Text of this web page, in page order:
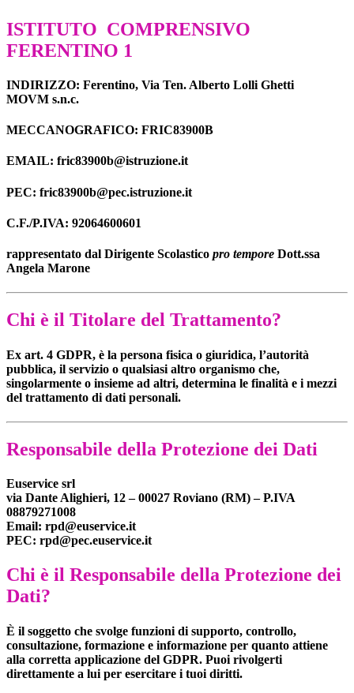
ISTITUTO COMPRENSIVO
FERENTINO 1
INDIRIZZO: Ferentino, Via Ten. Alberto Lolli Ghetti
MOVM s.n.c.
MECCANOGRAFICO: FRIC83900B
EMAIL: fric83900b@istruzione.it
PEC: fric83900b@pec.istruzione.it
C.F./P.IVA: 92064600601
rappresentato dal Dirigente Scolastico pro tempore Dott.ssa
Angela Marone
Chi è il Titolare del Trattamento?
Ex art. 4 GDPR, è la persona fisica o giuridica, l’autorità
pubblica, il servizio o qualsiasi altro organismo che,
singolarmente o insieme ad altri, determina le finalità e i mezzi
del trattamento di dati personali.
Responsabile della Protezione dei Dati
Euservice srl
via Dante Alighieri, 12 – 00027 Roviano (RM) – P.IVA
08879271008
Email: rpd@euservice.it
PEC: rpd@pec.euservice.it
Chi è il Responsabile della Protezione dei
Dati?
È il soggetto che svolge funzioni di supporto, controllo,
consultazione, formazione e informazione per quanto attiene
alla corretta applicazione del GDPR. Puoi rivolgerti
direttamente a lui per esercitare i tuoi diritti.